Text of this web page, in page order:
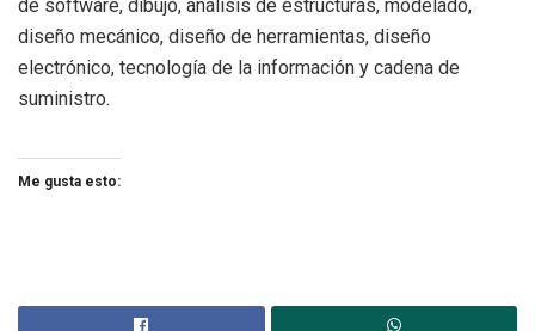
de software, dibujo, análisis de estructuras, modelado,
diseño mecánico, diseño de herramientas, diseño
electrónico, tecnología de la información y cadena de
suministro.
Me gusta esto: